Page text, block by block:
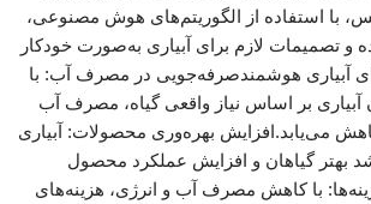
با استفاده از الگوریتم‌های هوش مصنوعی،
و تصمیمات لازم برای آبیاری به‌صورت خودکار
آبیاری هوشمندصرفه‌جویی در مصرف آب: با
آبیاری بر اساس نیاز واقعی گیاه، مصرف آب
می‌یابد.افزایش بهره‌وری محصولات: آبیاری
بهتر گیاهان و افزایش عملکرد محصول
با کاهش مصرف آب و انرژی، هزینه‌های